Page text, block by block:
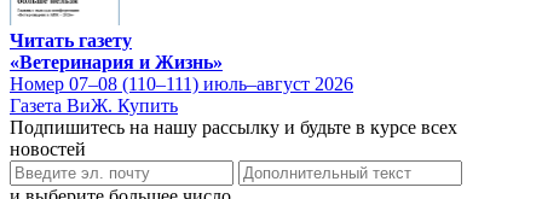
Читать газету
«Ветеринария и Жизнь»
Номер 07–08 (110–111) июль–август 2026
Газета ВиЖ. Купить
Подпишитесь на нашу рассылку и будьте в курсе всех
новостей